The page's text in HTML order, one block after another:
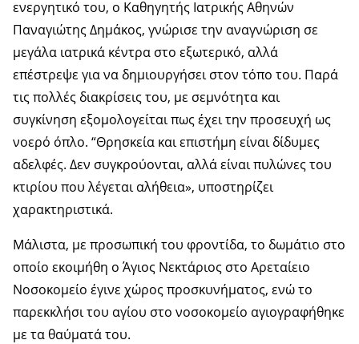
ενεργητικό του, ο Καθηγητής Ιατρικής Αθηνών
Παναγιώτης Δημάκος, γνώρισε την αναγνώριση σε
μεγάλα ιατρικά κέντρα στο εξωτερικό, αλλά
επέστρεψε για να δημιουργήσει στον τόπο του. Παρά
τις πολλές διακρίσεις του, με σεμνότητα και
συγκίνηση εξομολογείται πως έχει την προσευχή ως
νοερό όπλο. “Θρησκεία και επιστήμη είναι δίδυμες
αδελφές. Δεν συγκρούονται, αλλά είναι πυλώνες του
κτιρίου που λέγεται αλήθεια», υποστηρίζει
χαρακτηριστικά.
Μάλιστα, με προσωπική του φροντίδα, το δωμάτιο στο
οποίο εκοιμήθη ο Άγιος Νεκτάριος στο Αρεταίειο
Νοσοκομείο έγινε χώρος προσκυνήματος, ενώ το
παρεκκλήσι του αγίου στο νοσοκομείο αγιογραφήθηκε
με τα θαύματά του.